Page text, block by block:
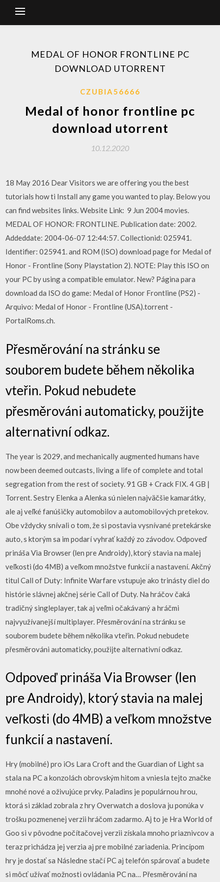
MEDAL OF HONOR FRONTLINE PC
DOWNLOAD UTORRENT
CZUBIA56666
Medal of honor frontline pc
download utorrent
10.12.2020
18 May 2016 Dear Visitors we are offering you the best
tutorials how ti Install any game you wanted to play. Below you
can find websites links. Website Link: 9 Jun 2004 movies.
MEDAL OF HONOR: FRONTLINE. Publication date: 2002.
Addeddate: 2004-06-07 12:44:57. Collectionid: 025941.
Identifier: 025941. and ROM (ISO) download page for Medal of
Honor - Frontline (Sony Playstation 2). NOTE: Play this ISO on
your PC by using a compatible emulator. New? Página para
download da ISO do game: Medal of Honor Frontline (PS2) -
Arquivo: Medal of Honor - Frontline (USA).torrent -
PortalRoms.ch.
Přesměrování na stránku se
souborem budete během několika
vteřin. Pokud nebudete
přesměrováni automaticky, použijte
alternativní odkaz.
The year is 2029, and mechanically augmented humans have
now been deemed outcasts, living a life of complete and total
segregation from the rest of society. 91 GB + Crack FIX. 4 GB |
Torrent. Sestry Elenka a Alenka sú nielen najväčšie kamarátky,
ale aj veľké fanúšičky automobilov a automobilových pretekov.
Obe vždycky snívali o tom, že si postavia vysnívané pretekárske
auto, s ktorým sa im podarí vyhrať každý zo závodov. Odpoveď
prináša Via Browser (len pre Androidy), ktorý stavia na malej
veľkosti (do 4MB) a veľkom množstve funkcií a nastavení. Akčný
titul Call of Duty: Infinite Warfare vstupuje ako trinásty diel do
histórie slávnej akčnej série Call of Duty. Na hráčov čaká
tradičný singleplayer, tak aj veľmi očakávaný a hráčmi
najvyužívanejší multiplayer. Přesměrování na stránku se
souborem budete během několika vteřin. Pokud nebudete
přesměrováni automaticky, použijte alternativní odkaz.
Odpoveď prináša Via Browser (len
pre Androidy), ktorý stavia na malej
veľkosti (do 4MB) a veľkom množstve
funkcií a nastavení.
Hry (mobilné) pro iOs Lara Croft and the Guardian of Light sa
stala na PC a konzolách obrovským hitom a vniesla tejto značke
mnohé nové a oživujúce prvky. Paladins je populárnou hrou,
ktorá si základ zobrala z hry Overwatch a doslova ju ponúka v
trošku pozmenenej verzii hráčom zadarmo. Aj to je Hra World of
Goo si v pôvodne počítačovej verzii získala mnoho priaznivcov a
teraz prichádza jej verzia aj pre mobilné zariadenia. Princípom
hry je dostať sa Následne stačí PC aj telefón spárovať a budete
si môcť užívať možnosti ovládania PC na… Přesměrování na